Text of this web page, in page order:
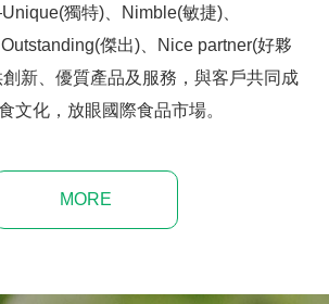
獨特)、Nimble(敏捷)、
傑出)、Nice partner(好夥
新、優質產品及服務，與客戶共同成
文化，放眼國際食品市場。
MORE